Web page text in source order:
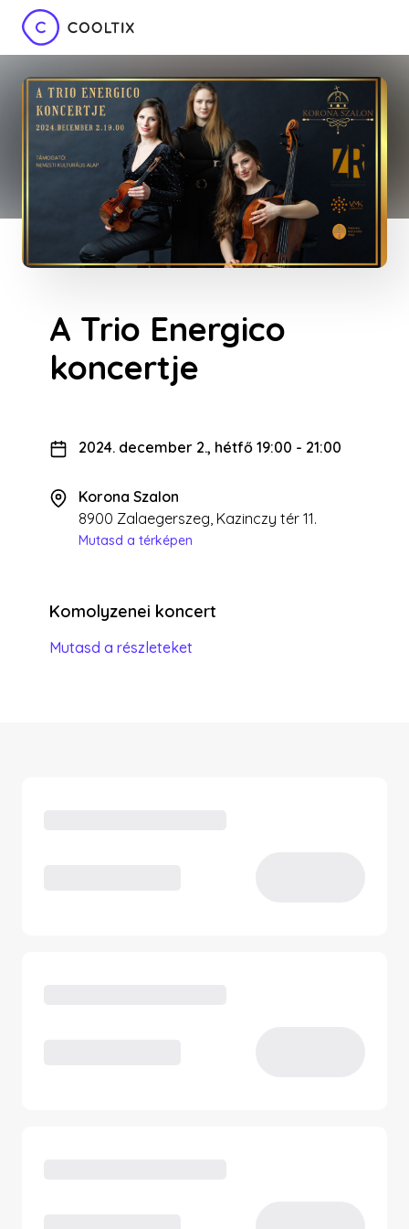
A Trio Energico
koncertje
2024. december 2., hétfő 19:00 - 21:00
Korona Szalon
8900 Zalaegerszeg, Kazinczy tér 11.
Mutasd a térképen
Komolyzenei koncert
Mutasd a részleteket